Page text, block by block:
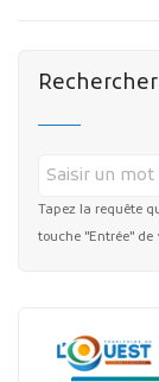
Tapez la requête
touche "Entrée"